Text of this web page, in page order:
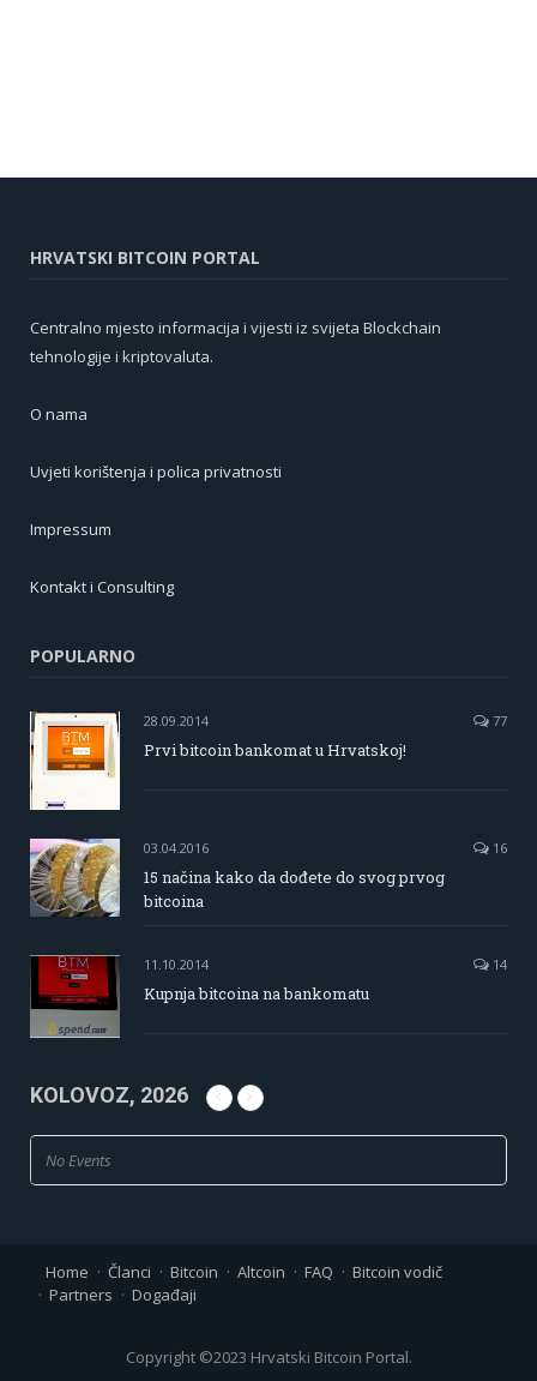
HRVATSKI BITCOIN PORTAL
Centralno mjesto informacija i vijesti iz svijeta Blockchain
tehnologije i kriptovaluta.
O nama
Uvjeti korištenja i polica privatnosti
Impressum
Kontakt i Consulting
POPULARNO
28.09.2014 77
Prvi bitcoin bankomat u Hrvatskoj!
03.04.2016 16
15 načina kako da dođete do svog prvog
bitcoina
11.10.2014 14
Kupnja bitcoina na bankomatu
KOLOVOZ, 2026
No Events
Home Članci Bitcoin Altcoin FAQ
Bitcoin vodič
Partners
Događaji
Copyright ©2023 Hrvatski Bitcoin Portal.